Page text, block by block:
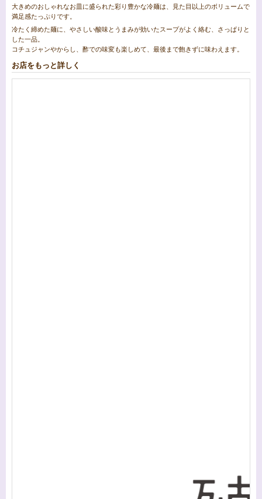
大きめのおしゃれなお皿に盛られた彩り豊かな冷麺は、見た目以上のボリュームで
満足感たっぷりです。
冷たく締めた麺に、やさしい酸味とうまみが効いたスープがよく絡む、さっぱりと
した一品。
コチュジャンやからし、酢での味変も楽しめて、最後まで飽きずに味わえます。
お店をもっと詳しく